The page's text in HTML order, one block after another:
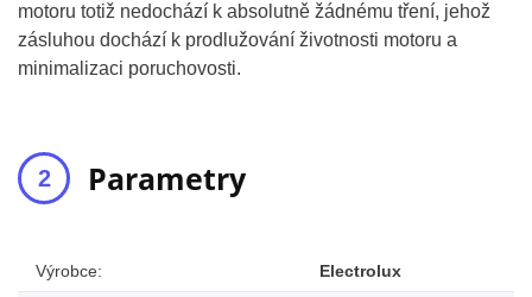
motoru totiž nedochází k absolutně žádnému tření, jehož
zásluhou dochází k prodlužování životnosti motoru a
minimalizaci poruchovosti.
Parametry
Výrobce: Electrolux